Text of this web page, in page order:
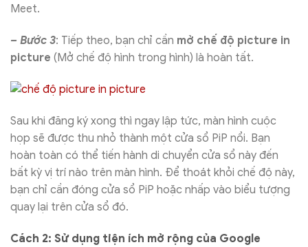
Meet.
– Bước 3: Tiếp theo, bạn chỉ cần mở chế độ picture in
picture (Mở chế độ hình trong hình) là hoàn tất.
Sau khi đăng ký xong thì ngay lập tức, màn hình cuộc
họp sẽ được thu nhỏ thành một cửa sổ PiP nổi. Bạn
hoàn toàn có thể tiến hành di chuyển cửa sổ này đến
bất kỳ vị trí nào trên màn hình. Để thoát khỏi chế độ này,
bạn chỉ cần đóng cửa sổ PiP hoặc nhấp vào biểu tượng
quay lại trên cửa sổ đó.
Cách 2: Sử dụng tiện ích mở rộng của Google